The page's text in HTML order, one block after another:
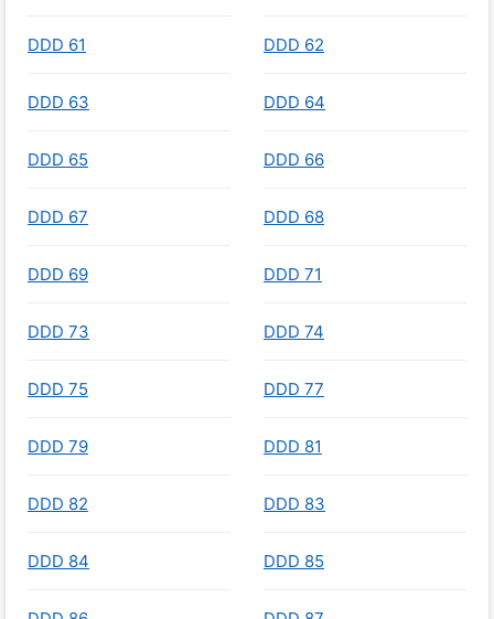
DDD 61 DDD 62
DDD 63 DDD 64
DDD 65 DDD 66
DDD 67 DDD 68
DDD 69 DDD 71
DDD 73 DDD 74
DDD 75 DDD 77
DDD 79 DDD 81
DDD 82 DDD 83
DDD 84 DDD 85